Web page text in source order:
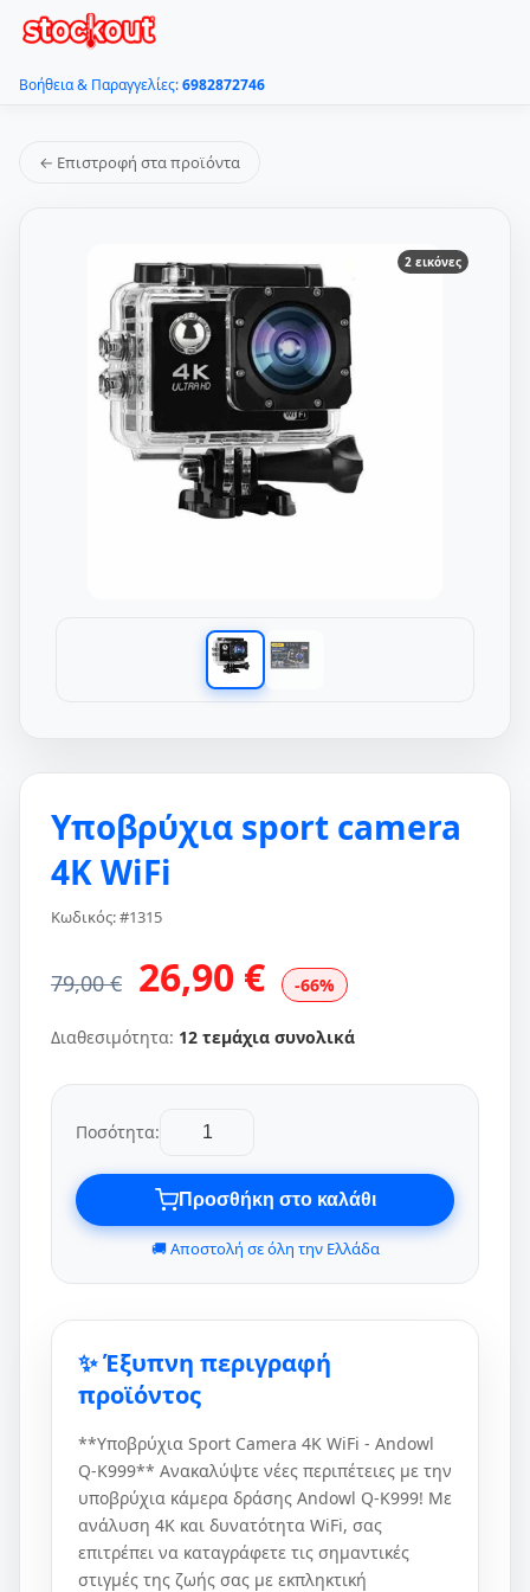
Βοήθεια & Παραγγελίες:6982872746
← Επιστροφή στα προϊόντα
2 εικόνες
Υποβρύχια sport camera
4K WiFi
Κωδικός: #1315
79,00 € 26,90 € -66%
Διαθεσιμότητα: 12 τεμάχια συνολικά
Ποσότητα:
Προσθήκη στο καλάθι
🚚 Αποστολή σε όλη την Ελλάδα
✨ Έξυπνη περιγραφή
προϊόντος
**Υποβρύχια Sport Camera 4K WiFi - Andowl
Q-K999** Ανακαλύψτε νέες περιπέτειες με την
υποβρύχια κάμερα δράσης Andowl Q-K999! Με
ανάλυση 4K και δυνατότητα WiFi, σας
επιτρέπει να καταγράφετε τις σημαντικές
στιγμές της ζωής σας με εκπληκτική